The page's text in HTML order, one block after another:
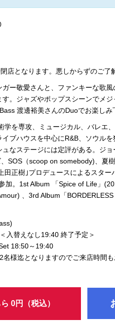
店となります。悪しからずのご了
ー敬愛さんと、ファンキーな歌
。ジャズやポップスシーンでメ
渡邊裕美さんのDuoでお楽しみ
学を専攻、ミュージカル、バレエ
ブハウスを中心にR&B、ソウル
なステージには定評がある。ジ
SOS（scoop on somebody)、夏
田正樹｣プロデュースによるスター
加。1st Album 「Spice of Life」
、3rd Album「BORDERLESS
入替えなし19:40 終了予定＞
18:50～19:40
名様迄となりますのでご来店時間
0円（税込）